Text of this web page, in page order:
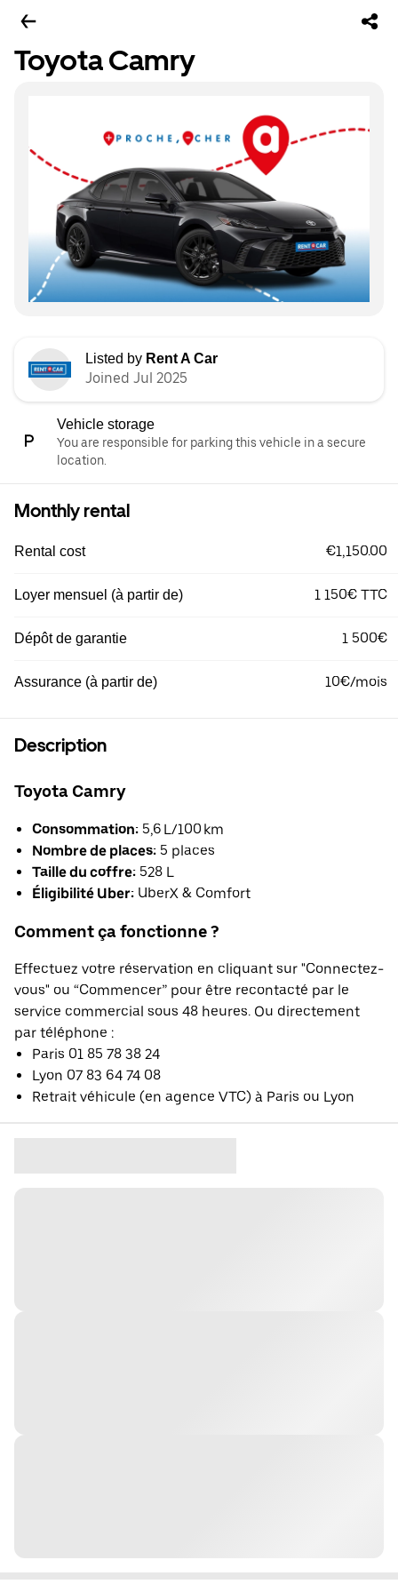
Toyota Camry
Listed by Rent A Car
Joined Jul 2025
Vehicle storage
You are responsible for parking this vehicle in a secure
location.
Monthly rental
Rental cost €1,150.00
Loyer mensuel (à partir de) 1 150€ TTC
Dépôt de garantie 1 500€
Assurance (à partir de) 10€/mois
Description
Toyota Camry
Consommation: 5,6 L/100 km
Nombre de places: 5 places
Taille du coffre: 528 L
Éligibilité Uber: UberX & Comfort
Comment ça fonctionne ?
Effectuez votre réservation en cliquant sur "Connectez-
vous" ou “Commencer” pour être recontacté par le
service commercial sous 48 heures. Ou directement
par téléphone :
Paris 01 85 78 38 24
Lyon 07 83 64 74 08
Retrait véhicule (en agence VTC) à Paris ou Lyon